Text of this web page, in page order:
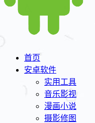
首页
安卓软件
实用工具
音乐影视
漫画小说
摄影修图